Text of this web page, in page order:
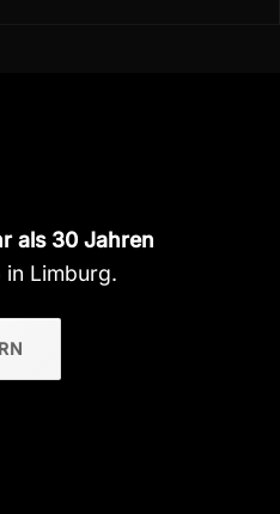
als 30 Jahren
in Limburg.